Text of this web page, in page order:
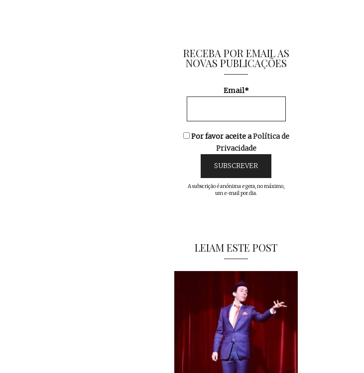
RECEBA POR EMAIL AS
NOVAS PUBLICAÇÕES
Email*
Por favor aceite aPolítica de
Privacidade
A subscrição é anónima e gera, no máximo,
um e-mail por dia.
LEIAM ESTE POST